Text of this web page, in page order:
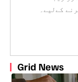
کےلیے۔
Grid News